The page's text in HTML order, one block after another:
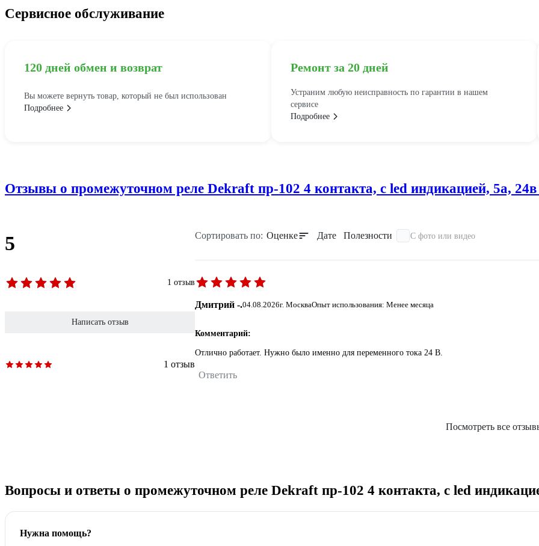
Сервисное обслуживание
120 дней обмен и возврат
Вы можете вернуть товар, который не был использован
Подробнее
Ремонт за 20 дней
Устраним любую неисправность по гарантии в нашем
сервисе
Подробнее
Отзывы о промежуточном реле Dekraft пр-102 4 контакта, с led индикацией, 5а,
5
1 отзыв
Написать отзыв
1 отзыв
Сортировать по: Оценке Дате Полезности С фото или видео
Дмитрий -.04.08.2026г. МоскваОпыт использования: Менее месяца
Комментарий:
Отлично работает. Нужно было именно для переменного тока 24 В.
Ответить
Посмотреть все
Вопросы и ответы о промежуточном реле Dekraft пр-102 4 контакта, с led
Нужна помощь?